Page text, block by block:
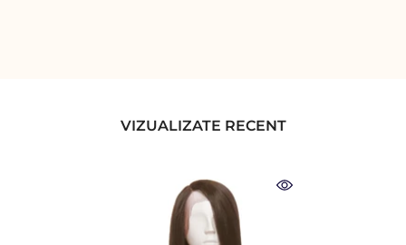
VIZUALIZATE RECENT